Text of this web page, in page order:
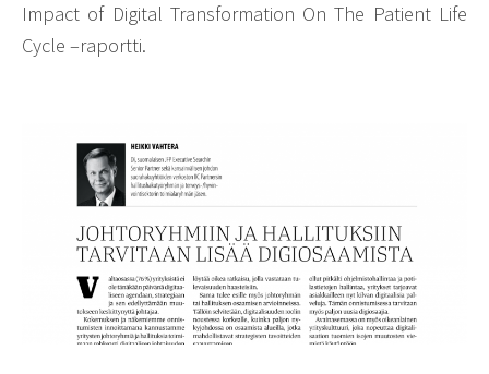
Impact of Digital Transformation On The Patient Life
Cycle –raportti.